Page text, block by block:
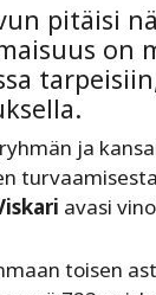
pitäisi
on
ja
avasi
toisen